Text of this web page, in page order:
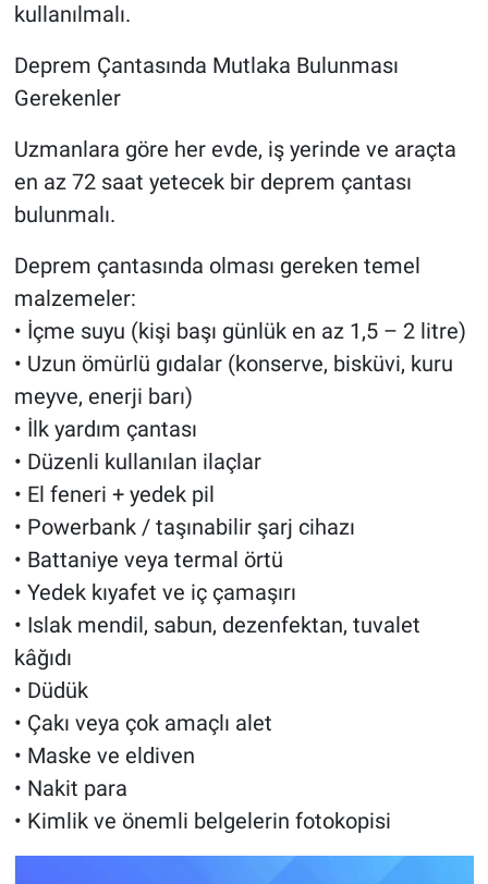
kullanılmalı.
Deprem Çantasında Mutlaka Bulunması
Gerekenler
Uzmanlara göre her evde, iş yerinde ve araçta
en az 72 saat yetecek bir deprem çantası
bulunmalı.
Deprem çantasında olması gereken temel
malzemeler:
• İçme suyu (kişi başı günlük en az 1,5 – 2 litre)
• Uzun ömürlü gıdalar (konserve, bisküvi, kuru
meyve, enerji barı)
• İlk yardım çantası
• Düzenli kullanılan ilaçlar
• El feneri + yedek pil
• Powerbank / taşınabilir şarj cihazı
• Battaniye veya termal örtü
• Yedek kıyafet ve iç çamaşırı
• Islak mendil, sabun, dezenfektan, tuvalet
kâğıdı
• Düdük
• Çakı veya çok amaçlı alet
• Maske ve eldiven
• Nakit para
• Kimlik ve önemli belgelerin fotokopisi